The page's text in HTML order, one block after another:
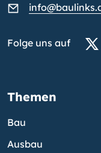
Folge uns auf
Themen
Bau
Ausbau